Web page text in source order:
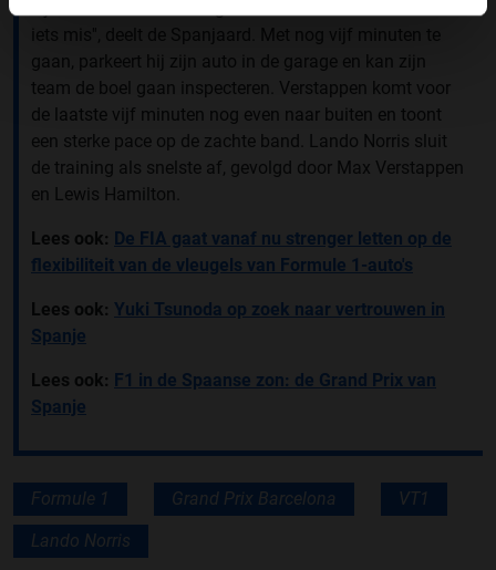
iets mis'', deelt de Spanjaard. Met nog vijf minuten te
gaan, parkeert hij zijn auto in de garage en kan zijn
team de boel gaan inspecteren. Verstappen komt voor
de laatste vijf minuten nog even naar buiten en toont
een sterke pace op de zachte band. Lando Norris sluit
de training als snelste af, gevolgd door Max Verstappen
en Lewis Hamilton.
Lees ook: De FIA gaat vanaf nu strenger letten op de
flexibiliteit van de vleugels van Formule 1-auto's
Lees ook: Yuki Tsunoda op zoek naar vertrouwen in
Spanje
Lees ook: F1 in de Spaanse zon: de Grand Prix van
Spanje
Formule 1 Grand Prix Barcelona VT1
Lando Norris